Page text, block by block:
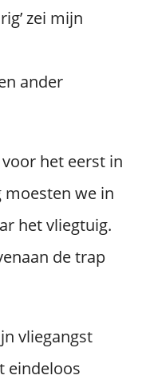
zei mijn
ander
het eerst in
moesten we in
het vliegtuig.
de trap
vliegangst
eindeloos